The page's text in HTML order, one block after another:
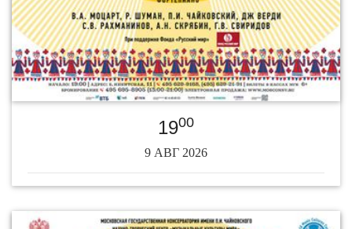
1900
9 АВГ 2026